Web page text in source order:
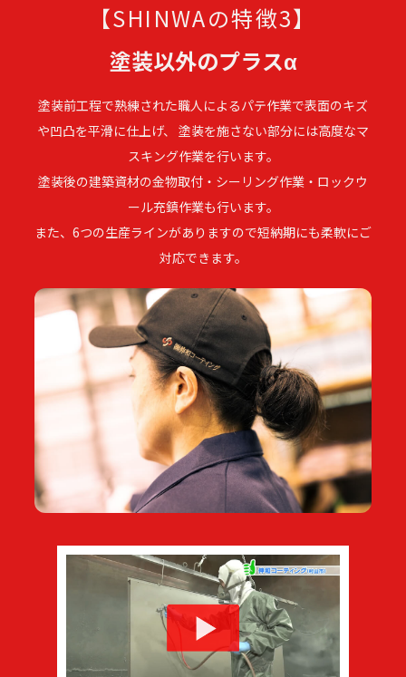
【SHINWAの特徴3】
塗装以外のプラスα
塗装前工程で熟練された職人によるパテ作業で表面のキズ
や凹凸を平滑に仕上げ、 塗装を施さない部分には高度なマ
スキング作業を行います。
塗装後の建築資材の金物取付・シーリング作業・ロックウ
ール充鎮作業も行います。
また、6つの生産ラインがありますので短納期にも柔軟にご
対応できます。